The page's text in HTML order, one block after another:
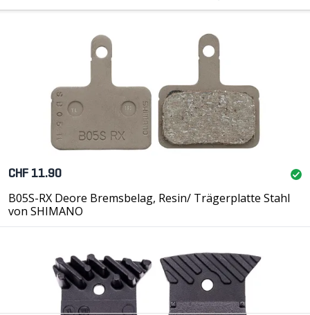
Die Scheibenbremse
Bikes zur Standardausrüstung und haben die früher
üblichen Felgenbremsen ausser an Kindervelos verdrängt.
Die grossen Hersteller wie Shimano, SRAM, Tektro u.a.
funktionierende Produkte an, die durch die Kombination
von guter Dosierbarkeit und sehr hoher Bremskraft
überzeugen. Im Unterschied zu den früher üblichen
Felgenbremsen fällt die Bremskraft auch bei Nässe nur
unwesentlich ab, was für deutliche Sicherheitsreserven
CHF 11.90
B05S-RX Deore Bremsbelag, Resin/ Trägerplatte Stahl
von SHIMANO